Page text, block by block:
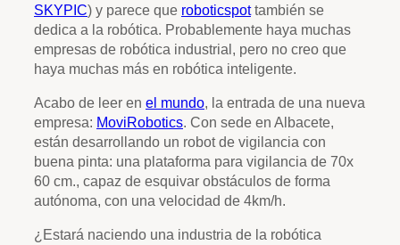
SKYPIC) y parece que roboticspottambién se
dedica a la robótica. Probablemente haya muchas
empresas de robótica industrial, pero no creo que
haya muchas más en robótica inteligente.
Acabo de leer en el mundo, la entrada de una nueva
empresa: MoviRobotics. Con sede en Albacete,
están desarrollando un robot de vigilancia con
buena pinta: una plataforma para vigilancia de 70x
60 cm., capaz de esquivar obstáculos de forma
autónoma, con una velocidad de 4km/h.
¿Estará naciendo una industria de la robótica